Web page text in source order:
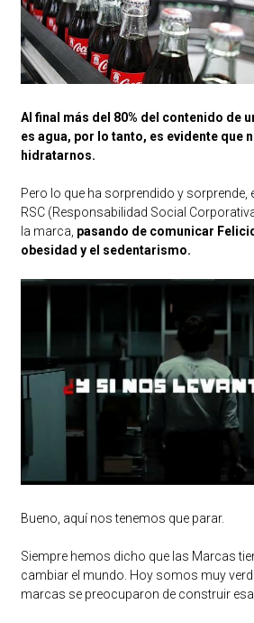
Al final más del 80% del contenido de
es agua, por lo tanto, es evidente que
hidratarnos.
Pero lo que ha sorprendido y sorprende,
RSC (Responsabilidad Social
la marca, pasando de comunicar
obesidad y el sedentarismo.
Bueno, aquí nos tenemos que parar.
Siempre hemos dicho que las Marcas
cambiar el mundo. Hoy somos muy
marcas se preocuparon de construir esa